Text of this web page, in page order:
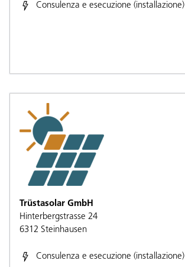
Consulenza e esecuzione (installazione)
Trüstasolar GmbH
Hinterbergstrasse 24
6312 Steinhausen
Consulenza e esecuzione (installazione)